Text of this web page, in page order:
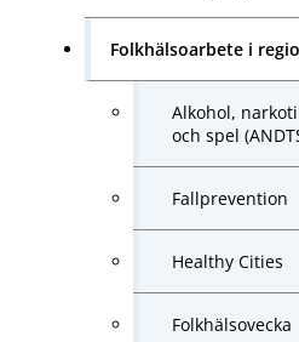
Folkhälsoarbete i
Alkohol,
och spel
Fallprevention
Healthy Cities
Folkhälsovecka